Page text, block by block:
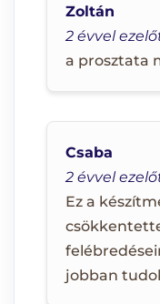
2 évvel
a prosztata
Zoltán
2 évvel
Ez a
jobban
Csaba